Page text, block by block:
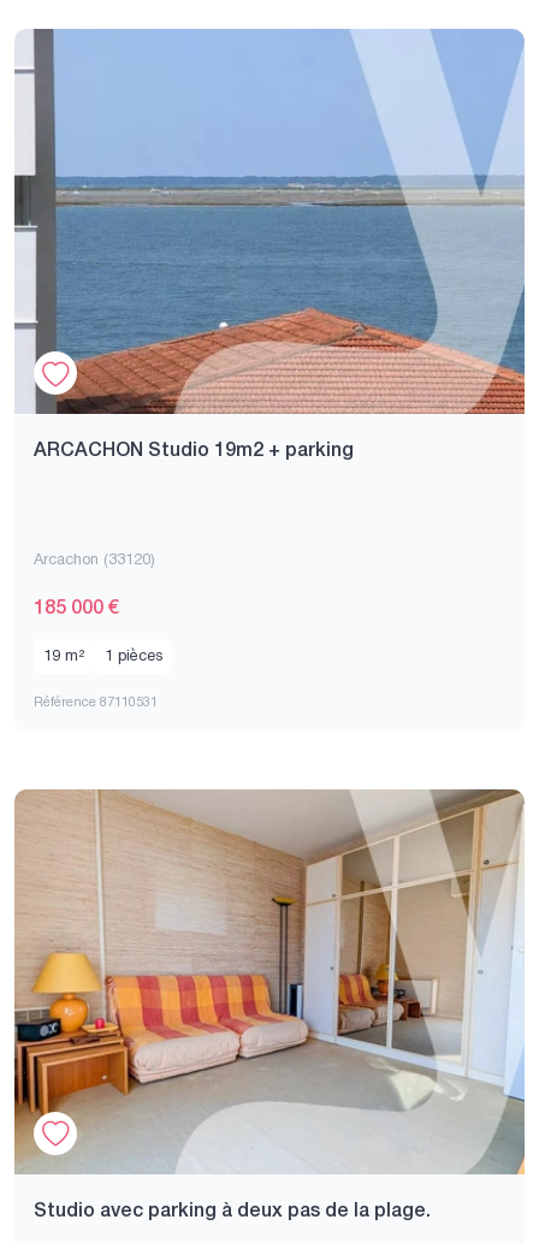
ARCACHON Studio 19m2 + parking
Arcachon (33120)
185 000 €
19 m² 1 pièces
Référence 87110531
Studio avec parking à deux pas de la plage.